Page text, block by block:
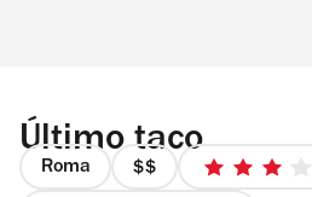
Último taco
Roma
precio
3